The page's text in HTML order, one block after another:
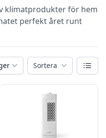
klimatprodukter för hem
perfekt året runt
Sortera Växla